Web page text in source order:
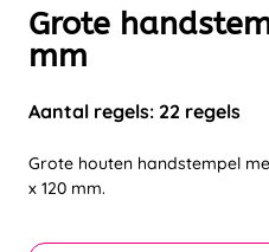
Grote
mm
Aantal regels: 22 regels
Grote houten handstempel
x 120 mm.